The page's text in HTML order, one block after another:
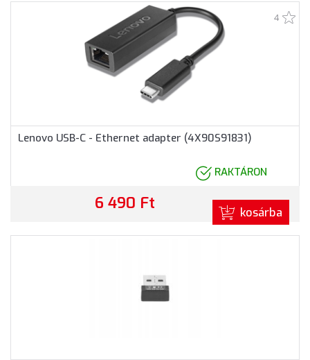
4
Lenovo USB-C - Ethernet adapter (4X90S91831)
RAKTÁRON
6 490 Ft kosárba